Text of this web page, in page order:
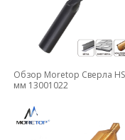
Обзор Moretop Сверла
мм 13001022